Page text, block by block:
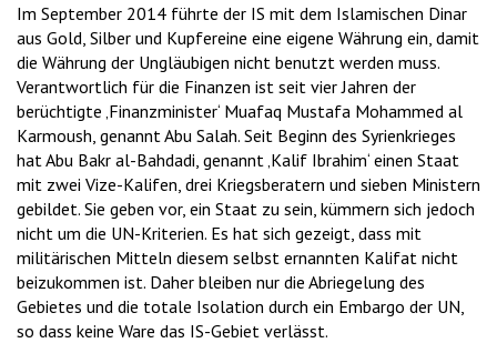
Im September 2014 führte der IS mit dem Islamischen Dinar
aus Gold, Silber und Kupfereine eine eigene Währung ein, damit
die Währung der Ungläubigen nicht benutzt werden muss.
Verantwortlich für die Finanzen ist seit vier Jahren der
berüchtigte ‚Finanzminister‘ Muafaq Mustafa Mohammed al
Karmoush, genannt Abu Salah. Seit Beginn des Syrienkrieges
hat Abu Bakr al-Bahdadi, genannt ‚Kalif Ibrahim‘ einen Staat
mit zwei Vize-Kalifen, drei Kriegsberatern und sieben Ministern
gebildet. Sie geben vor, ein Staat zu sein, kümmern sich jedoch
nicht um die UN-Kriterien. Es hat sich gezeigt, dass mit
militärischen Mitteln diesem selbst ernannten Kalifat nicht
beizukommen ist. Daher bleiben nur die Abriegelung des
Gebietes und die totale Isolation durch ein Embargo der UN,
so dass keine Ware das IS-Gebiet verlässt.